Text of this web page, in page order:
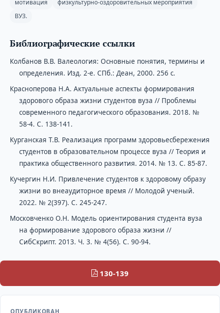
мотивация
физкультурно-оздоровительных мероприятия
ВУЗ.
Библиографические ссылки
Колбанов В.В. Валеология: Основные понятия, термины и
определения. Изд. 2-е. СПб.: Деан, 2000. 256 с.
Красноперова Н.А. Актуальные аспекты формирования
здорового образа жизни студентов вуза // Проблемы
современного педагогического образования. 2018. №
58-4. С. 138-141.
Курганская Т.В. Реализация программ здоровьесбережения
студентов в образовательном процессе вуза // Теория и
практика общественного развития. 2014. № 13. С. 85-87.
Кучергин Н.И. Привлечение студентов к здоровому образу
жизни во внеаудиторное время // Молодой ученый.
2022. № 2(397). С. 245-247.
Московченко О.Н. Модель ориентирования студента вуза
на формирование здорового образа жизни //
СибСкрипт. 2013. Ч. 3. № 4(56). С. 90-94.
130-139
ОПУБЛИКОВАН